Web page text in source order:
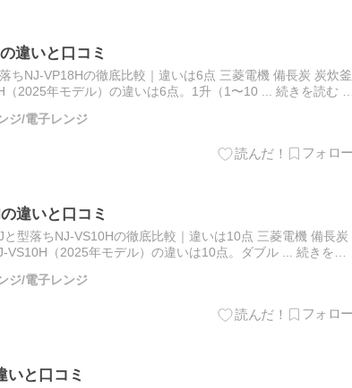
違いと口コミ
ちNJ-VP18Hの徹底比較｜違いは6点 三菱電機 備長炭 炭炊釜
2025年モデル）の違いは6点。1升（1〜10 ... 続きを読む ソ
ジ/電子レンジ
違いと口コミ
型落ちNJ-VS10Hの徹底比較｜違いは10点 三菱電機 備長炭
（2025年モデル）の違いは10点。ダブル ... 続きを読
ジ/電子レンジ
いと口コミ